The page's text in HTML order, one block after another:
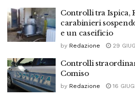
Controlli tra Ispica,
carabinieri
e un caseificio
by Redazione 29
Controlli
Comiso
by Redazione 16